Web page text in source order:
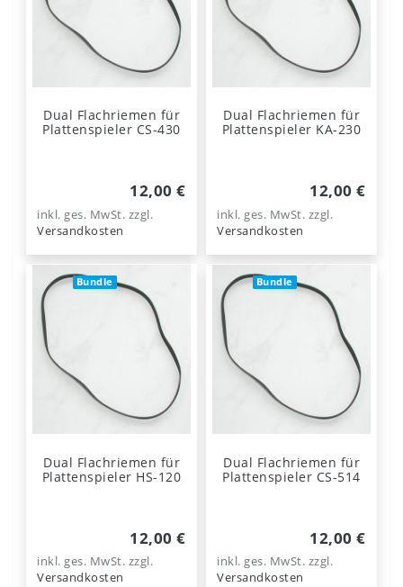
Dual Flachriemen für
Plattenspieler CS-430
12,00 €
inkl. ges. MwSt. zzgl.
Versandkosten
Dual Flachriemen für
Plattenspieler KA-230
12,00 €
inkl. ges. MwSt. zzgl.
Versandkosten
Bundle
Dual Flachriemen für
Plattenspieler HS-120
12,00 €
inkl. ges. MwSt. zzgl.
Versandkosten
Bundle
Dual Flachriemen für
Plattenspieler CS-514
12,00 €
inkl. ges. MwSt. zzgl.
Versandkosten